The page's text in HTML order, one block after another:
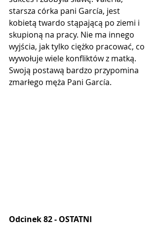
starsza córka pani García, jest
kobietą twardo stąpającą po ziemi i
skupioną na pracy. Nie ma innego
wyjścia, jak tylko ciężko pracować, co
wywołuje wiele konfliktów z matką.
Swoją postawą bardzo przypomina
zmarłego męża Pani García.
Odcinek 82 - OSTATNI